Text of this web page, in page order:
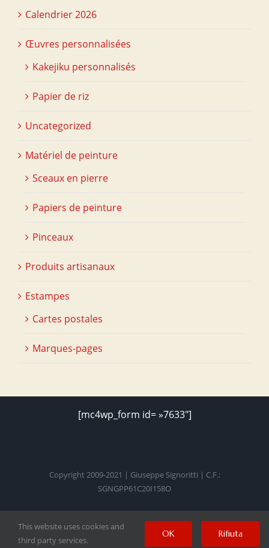
Calendrier 2026
Œuvres personnalisées
Kakejiku personnalisés
Papier de riz
Uncategorized
Matériel de peinture
Sceaux en pierre
Papiers de peinture
Pinceaux
Produits artisanaux
Estampes
Cartes postales
Marques-pages
[mc4wp_form id= »7633″]
Copyright 2009-2021 | Giuseppe Signoritti | C.F.:
SGNGPP61C20I158O
Facebook
TwitterInstagram
PinterestYouTube
This website uses cookies and
third party services.
OK Rifiuta